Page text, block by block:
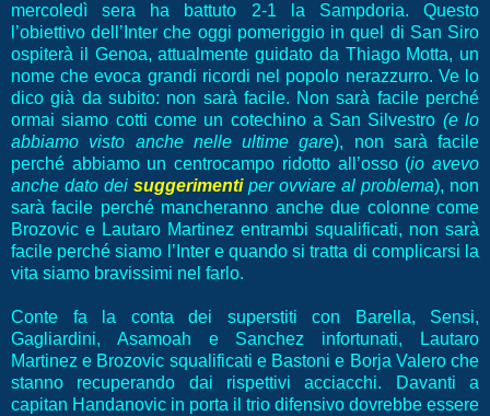
mercoledì sera ha battuto 2-1 la Sampdoria. Questo
l’obiettivo dell’Inter che oggi pomeriggio in quel di San Siro
ospiterà il Genoa, attualmente guidato da Thiago Motta, un
nome che evoca grandi ricordi nel popolo nerazzurro. Ve lo
dico già da subito: non sarà facile. Non sarà facile perché
ormai siamo cotti come un cotechino a San Silvestro (e lo
abbiamo visto anche nelle ultime gare), non sarà facile
perché abbiamo un centrocampo ridotto all’osso (io avevo
anche dato dei suggerimentiper ovviare al problema), non
sarà facile perché mancheranno anche due colonne come
Brozovic e Lautaro Martinez entrambi squalificati, non sarà
facile perché siamo l’Inter e quando si tratta di complicarsi la
vita siamo bravissimi nel farlo.
Conte fa la conta dei superstiti con Barella, Sensi,
Gagliardini, Asamoah e Sanchez infortunati, Lautaro
Martinez e Brozovic squalificati e Bastoni e Borja Valero che
stanno recuperando dai rispettivi acciacchi. Davanti a
capitan Handanovic in porta il trio difensivo dovrebbe essere